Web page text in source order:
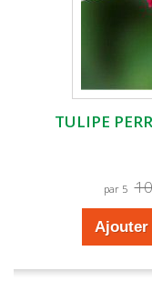
TULIPE
par 5
Ajouter